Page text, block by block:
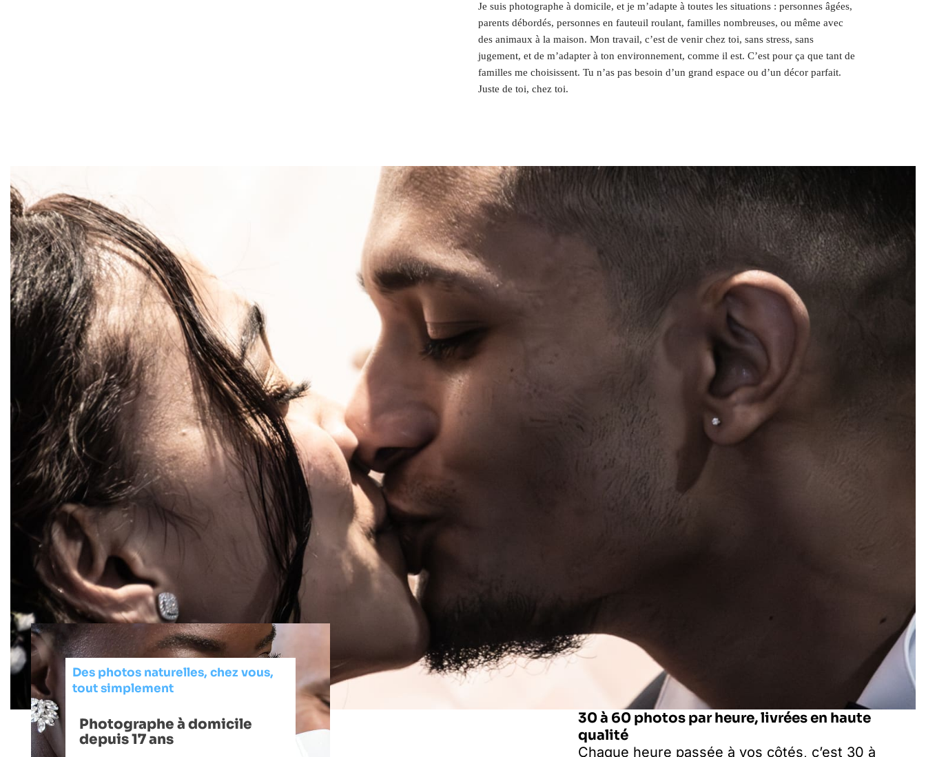
Je suis photographe à domicile, et je m’adapte à toutes les situations : personnes âgées,
parents débordés, personnes en fauteuil roulant, familles nombreuses, ou même avec
des animaux à la maison. Mon travail, c’est de venir chez toi, sans stress, sans
jugement, et de m’adapter à ton environnement, comme il est. C’est pour ça que tant de
familles me choisissent. Tu n’as pas besoin d’un grand espace ou d’un décor parfait.
Juste de toi, chez toi.
Des photos naturelles, chez vous,
tout simplement
Photographe à domicile
depuis 17 ans
30 à 60 photos par heure, livrées en haute
qualité
Chaque heure passée à vos côtés, c’est 30 à